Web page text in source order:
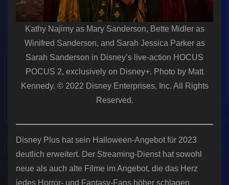
Kathy Najimy as Mary Sanderson, Bette Midler as
Winifred Sanderson, and Sarah Jessica Parker as
Sarah Sanderson in Disney’s live-action HOCUS
POCUS 2, exclusively on Disney+. Photo by Matt
Kennedy. © 2022 Disney Enterprises, Inc. All Rights
Reserved.
Disney Plus hat sein Halloween-Angebot für 2023
deutlich erweitert. Der Streaming-Dienst hat sowohl
neue als auch alte Filme im Angebot, die das Herz
jedes Horror- und Fantasy-Fans höher schlagen